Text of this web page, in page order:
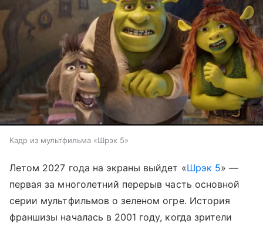
Кадр из мультфильма «Шрэк 5»
Летом 2027 года на экраны выйдет «Шрэк 5» —
первая за многолетний перерыв часть основной
серии мультфильмов о зеленом огре. История
франшизы началась в 2001 году, когда зрители